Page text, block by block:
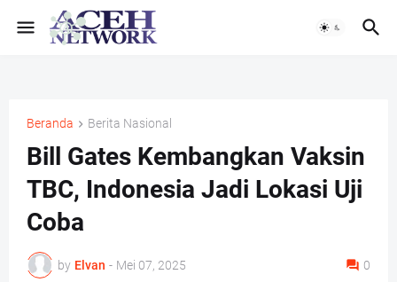
Beranda Berita Nasional
Bill Gates Kembangkan Vaksin
TBC, Indonesia Jadi Lokasi Uji
Coba
by Elvan - Mei 07, 2025 0